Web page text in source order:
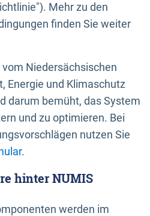
Mehr zu den
finden Sie weiter
Niedersächsischen
Energie und Klimaschutz
darum bemüht, das System
und zu optimieren. Bei
nutzen Sie
.
hinter NUMIS
werden im